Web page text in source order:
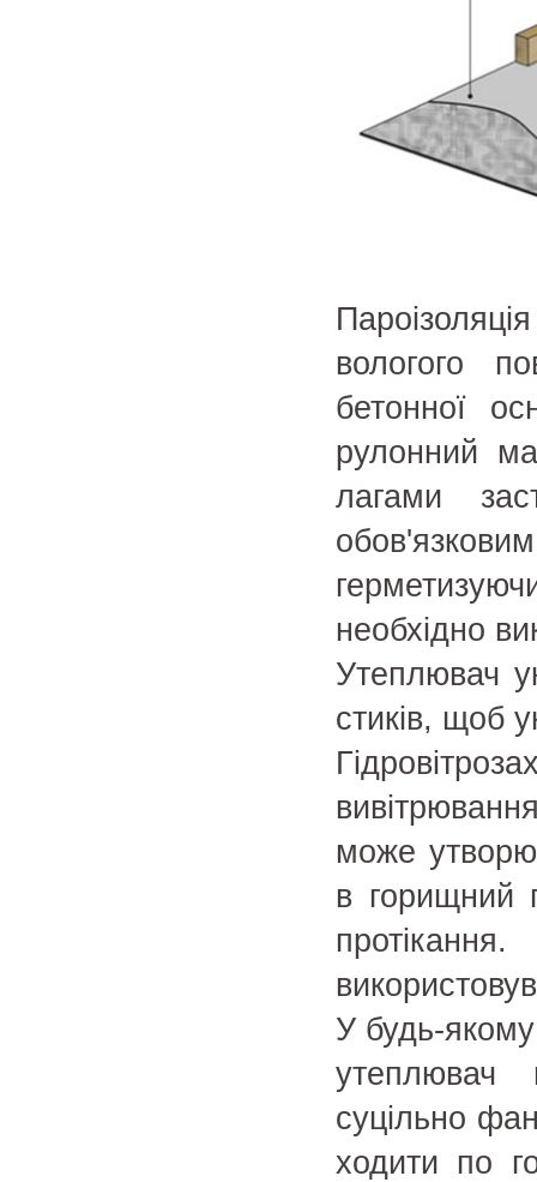
вологого
бетонної
рулонний
лагами
необхідно
Утеплювач
стиків, щоб
може
в горищний
У будь-
утеплювач
суцільно
ходити по